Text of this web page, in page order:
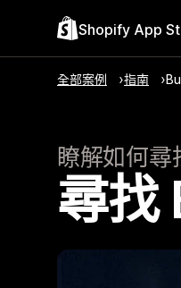
Shopify App
全部案例 指南
瞭解如何尋
尋找